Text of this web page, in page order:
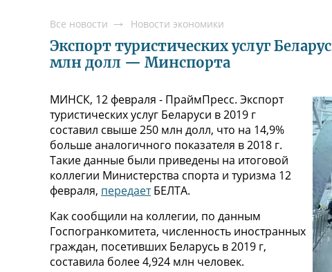
Все новости Новости экономики
Экспорт туристических услуг
млн долл — Минспорта
МИНСК, 12 февраля - ПраймПресс. Экспорт
туристических услуг Беларуси в 2019 г
составил свыше 250 млн долл, что на 14,9%
больше аналогичного показателя в 2018 г.
Такие данные были приведены на итоговой
коллегии Министерства спорта и туризма 12
февраля, передаетБЕЛТА.
Как сообщили на коллегии, по данным
Госпогранкомитета, численность иностранных
граждан, посетивших Беларусь в 2019 г,
составила более 4,924 млн человек.